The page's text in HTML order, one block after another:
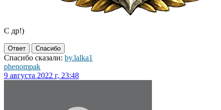
С др!)
Ответ Спасибо
Спасибо сказали: by.lalka1
phenompak
9 августа 2022 г, 23:48